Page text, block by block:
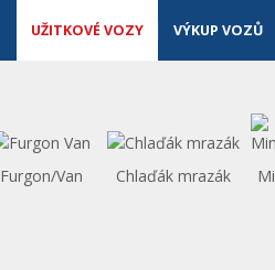
UŽITKOVÉ VOZY VÝKUP VOZŮ
Furgon/Van Chlaďák mrazák